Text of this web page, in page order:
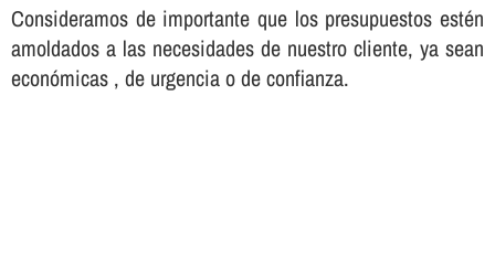
Consideramos de importante que los presupuestos estén
amoldados a las necesidades de nuestro cliente, ya sean
económicas , de urgencia o de confianza.